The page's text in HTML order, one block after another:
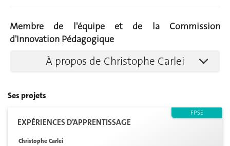
Membre de l'équipe et de la Commission
d'Innovation Pédagogique
À propos de Christophe Carlei
Ses projets
EXPÉRIENCES D’APPRENTISSAGE
Christophe Carlei
FPSE